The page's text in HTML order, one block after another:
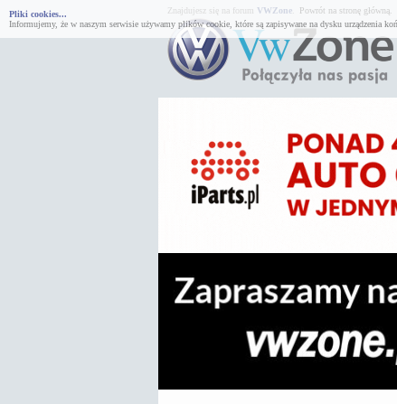
Pliki cookies...
Informujemy, że w naszym serwisie używamy plików cookie, które są zapisywane na dysku urządzenia
Znajdujesz się na forum VWZone. Powrót na stronę główną.